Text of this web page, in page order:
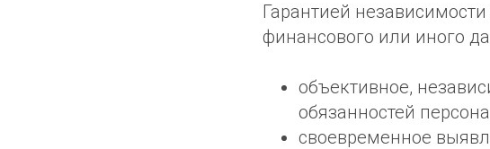
Гарантией
финансового или иного
объективное,
обязанностей
своевременное